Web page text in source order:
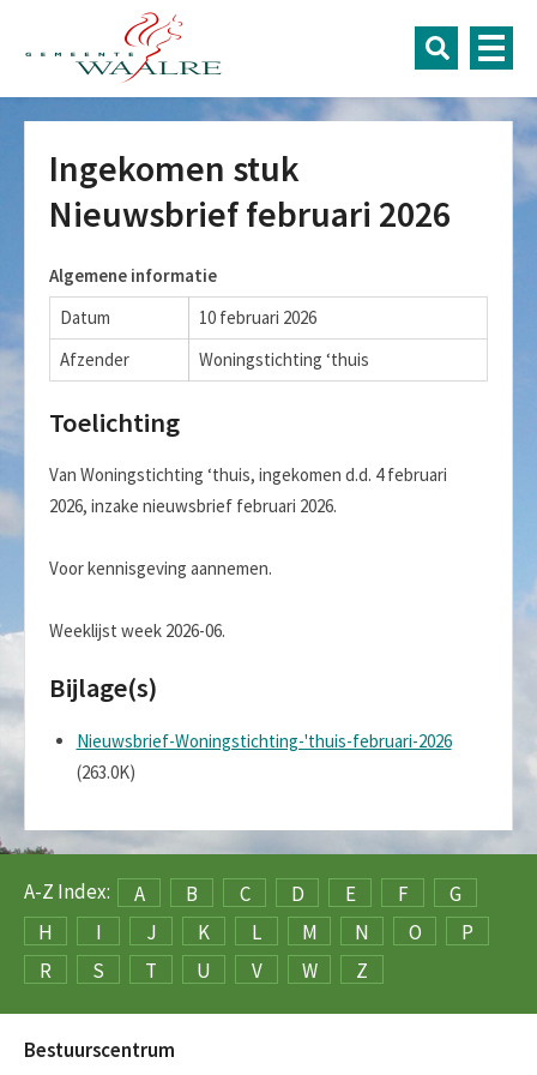
Ingekomen stuk
Nieuwsbrief februari 2026
Algemene informatie
Datum
10 februari 2026
Afzender
Woningstichting ‘thuis
Toelichting
Van Woningstichting ‘thuis, ingekomen d.d. 4 februari
2026, inzake nieuwsbrief februari 2026.
Voor kennisgeving aannemen.
Weeklijst week 2026-06.
Bijlage(s)
Nieuwsbrief-Woningstichting-'thuis-februari-2026
(263.0K)
A-Z Index: A B C D E F
G
H
I J K L M N O
P
R
S T U V W Z
Bestuurscentrum